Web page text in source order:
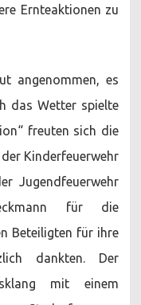
Ernteaktionen zu
angenommen, es
das Wetter spielte
freuten sich die
Kinderfeuerwehr
Jugendfeuerwehr
für die
Beteiligten für ihre
dankten. Der
mit einem